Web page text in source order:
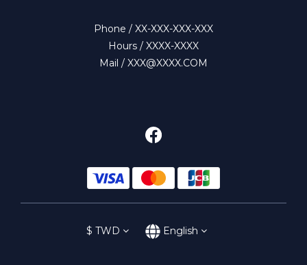
Phone / XX-XXX-XXX-XXX
Hours / XXXX-XXXX
Mail / XXX@XXXX.COM
$ TWD English